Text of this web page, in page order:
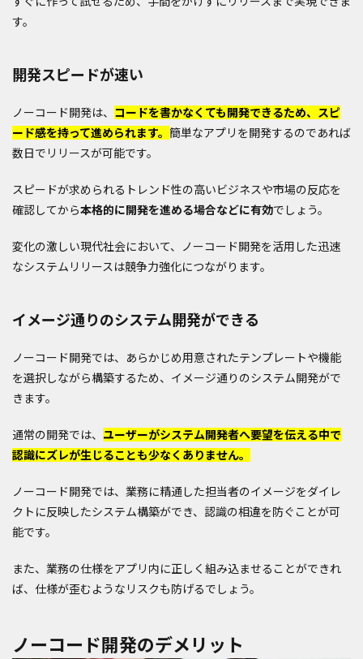
す。
開発スピードが速い
ノーコード開発は、 コードを書かなくても開発できるため、スピ
ード感を持って進められます。 簡単なアプリを開発するのであれば
数日でリリースが可能です。
スピードが求められるトレンド性の高いビジネスや市場の反応を
確認してから本格的に開発を進める場合などに有効でしょう。
変化の激しい現代社会において、ノーコード開発を活用した迅速
なシステムリリースは競争力強化につながります。
イメージ通りのシステム開発ができる
ノーコード開発では、あらかじめ用意されたテンプレートや機能
を選択しながら構築するため、イメージ通りのシステム開発がで
きます。
通常の開発では、 ユーザーがシステム開発者へ要望を伝える中で
認識にズレが生じることも少なくありません。
ノーコード開発では、業務に精通した担当者のイメージをダイレ
クトに反映したシステム構築ができ、認識の相違を防ぐことが可
能です。
また、業務の仕様をアプリ内に正しく組み込ませることができれ
ば、仕様が歪むようなリスクも防げるでしょう。
ノーコード開発のデメリット